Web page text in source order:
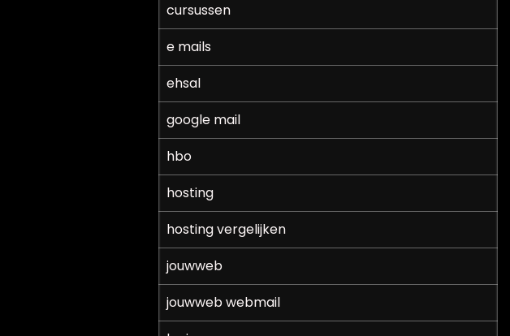
cursussen
e mails
ehsal
google mail
hbo
hosting
hosting vergelijken
jouwweb
jouwweb webmail